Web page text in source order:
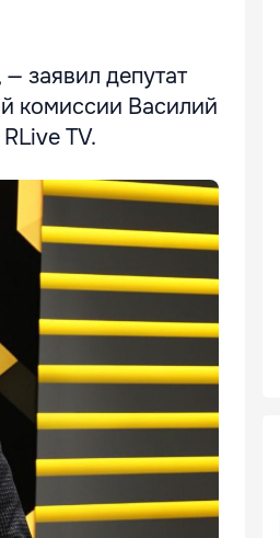
заявил депутат
комиссии Василий
TV.